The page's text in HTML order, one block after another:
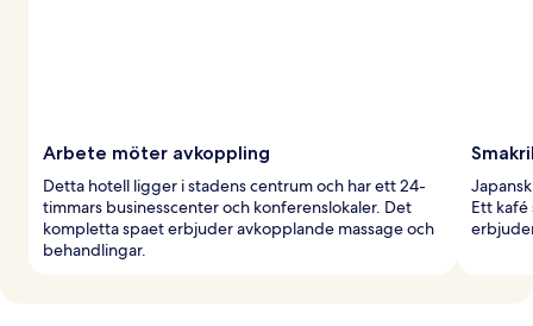
Arbete möter avkoppling
Detta hotell ligger i stadens centrum och har ett 24-
timmars businesscenter och konferenslokaler. Det
kompletta spaet erbjuder avkopplande massage och
behandlingar.
Ett